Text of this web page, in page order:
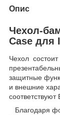
Опис
Чехол-
Case для
Чехол состоит
защитные
и внешние
Благодаря